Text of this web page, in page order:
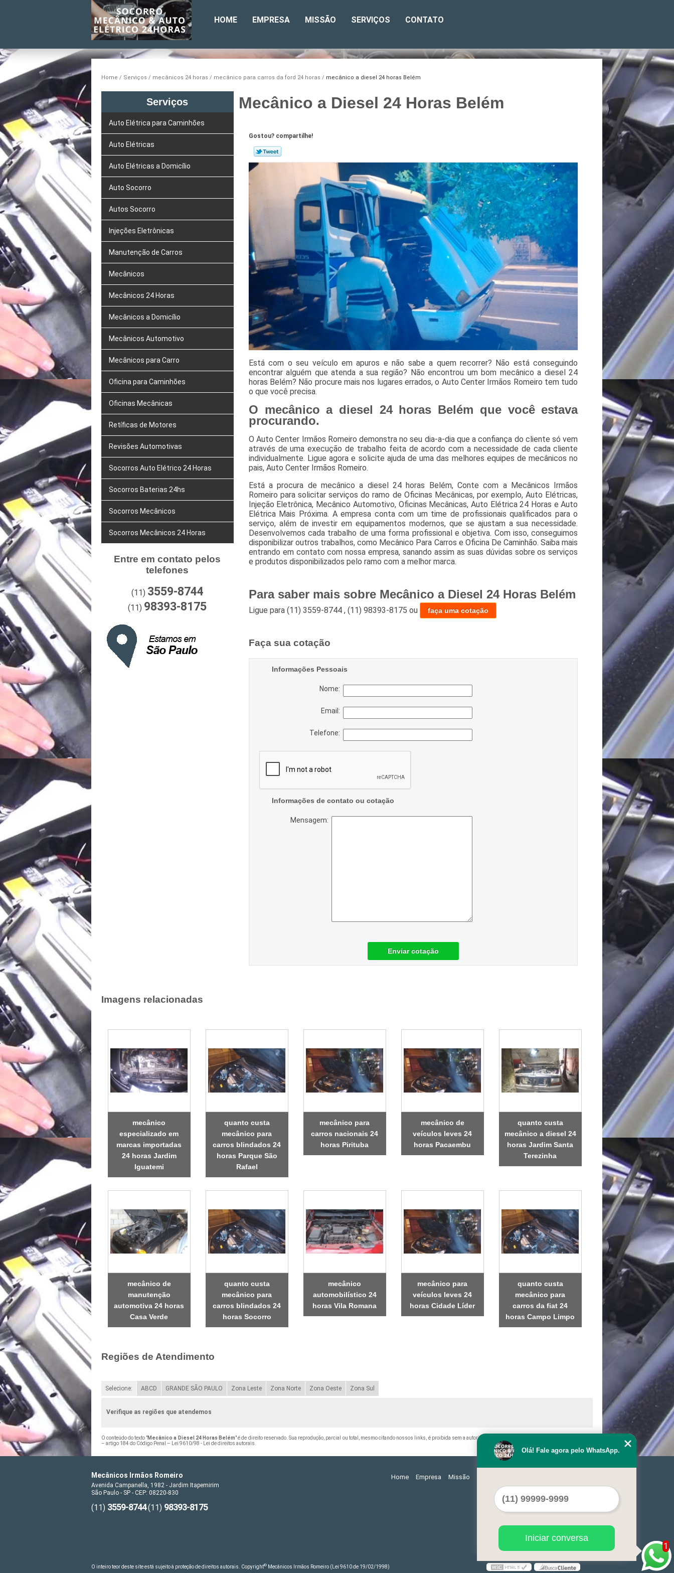
HOME EMPRESA MISSÃO SERVIÇOS CONTATO
Home Serviços mecânicos 24 horas mecânico para carros da ford 24 horas mecânico a diesel 24 horas Belém
Serviços
Auto Elétrica para Caminhões
Auto Elétricas
Auto Elétricas a Domicílio
Auto Socorro
Autos Socorro
Injeções Eletrônicas
Manutenção de Carros
Mecânicos
Mecânicos 24 Horas
Mecânicos a Domicílio
Mecânicos Automotivo
Mecânicos para Carro
Oficina para Caminhões
Oficinas Mecânicas
Retíficas de Motores
Revisões Automotivas
Socorros Auto Elétrico 24 Horas
Socorros Baterias 24hs
Socorros Mecânicos
Socorros Mecânicos 24 Horas
Entre em contato pelos
telefones
(11) 3559-8744
(11) 98393-8175
Mecânico a Diesel 24 Horas Belém
Gostou? compartilhe!
Está com o seu veículo em apuros e não sabe a quem recorrer? Não está conseguindo
encontrar alguém que atenda a sua região? Não encontrou um bom mecânico a diesel 24
horas Belém? Não procure mais nos lugares errados, o Auto Center Irmãos Romeiro tem tudo
o que você precisa.
O mecânico a diesel 24 horas Belém que você estava
procurando.
O Auto Center Irmãos Romeiro demonstra no seu dia-a-dia que a confiança do cliente só vem
através de uma execução de trabalho feita de acordo com a necessidade de cada cliente
individualmente. Ligue agora e solicite ajuda de uma das melhores equipes de mecânicos no
pais, Auto Center Irmãos Romeiro.
Está a procura de mecânico a diesel 24 horas Belém, Conte com a Mecânicos Irmãos
Romeiro para solicitar serviços do ramo de Oficinas Mecânicas, por exemplo, Auto Elétricas,
Injeção Eletrônica, Mecânico Automotivo, Oficinas Mecânicas, Auto Elétrica 24 Horas e Auto
Elétrica Mais Próxima. A empresa conta com um time de profissionais qualificados para o
serviço, além de investir em equipamentos modernos, que se ajustam a sua necessidade.
Desenvolvemos cada trabalho de uma forma profissional e objetiva. Com isso, conseguimos
disponibilizar outros trabalhos, como Mecânico Para Carros e Oficina De Caminhão. Saiba mais
entrando em contato com nossa empresa, sanando assim as suas dúvidas sobre os serviços
e produtos disponibilizados pelo ramo com a melhor marca.
Para saber mais sobre Mecânico a Diesel 24 Horas Belém
Ligue para (11) 3559-8744 , (11) 98393-8175 ou faça uma cotação
Faça sua cotação
Informações Pessoais
Nome:
Email:
Telefone:
Informações de contato ou cotação
Mensagem:
Enviar cotação
Imagens relacionadas
mecânico
especializado em
marcas importadas
24 horas Jardim
Iguatemi
quanto custa
mecânico para
carros blindados 24
horas Parque São
Rafael
mecânico para
carros nacionais 24
horas Pirituba
mecânico de
veículos leves 24
horas Pacaembu
quanto custa
mecânico a diesel 24
horas Jardim Santa
Terezinha
mecânico de
manutenção
automotiva 24 horas
Casa Verde
quanto custa
mecânico para
carros blindados 24
horas Socorro
mecânico
automobilístico 24
horas Vila Romana
mecânico para
veículos leves 24
horas Cidade Líder
quanto custa
mecânico para
carros da fiat 24
horas Campo Limpo
Regiões de Atendimento
Selecione: ABCD GRANDE SÃO PAULO Zona Leste Zona Norte Zona Oeste Zona Sul
Verifique as regiões que atendemos
O conteúdo do texto "Mecânico a Diesel 24 Horas Belém" é de direito reservado. Sua reprodução, parcial ou total, mesmo citando nossos links, é proibida sem a autorização do autor. Crime de violação de direito autoral
– artigo 184 do Código Penal – Lei 9610/98 - Lei de direitos autorais.
Mecânicos Irmãos Romeiro
Avenida Campanella, 1982 - Jardim Itapemirim
São Paulo - SP - CEP: 08220-830
(11) 3559-8744(11) 98393-8175
Home Empresa Missão
O inteiro teor deste site está sujeito à proteção de direitos autorais. Copyright© Mecânicos Irmãos Romeiro (Lei 9610 de 19/02/1998)
1
Olá! Fale agora pelo WhatsApp.
Iniciar conversa